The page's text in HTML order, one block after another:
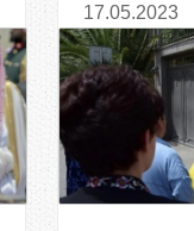
17.05.2023